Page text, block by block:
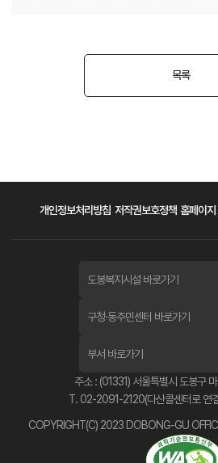
목록
개인정보처리방침 저작권보호정책 홈페이지
부서 바로가기
구청·동주민센터 바로가기
도봉복지시설 바로가기
주소 : (01331) 서울특별시 도봉구
T. 02-2091-2120(다산콜센터로 연
COPYRIGHT(C) 2023 DOBONG-GU